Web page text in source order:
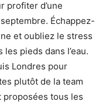
profiter d’une
Échappez-
et oubliez le stress
pieds dans l’eau.
Londres pour
plutôt de la team
proposées tous les